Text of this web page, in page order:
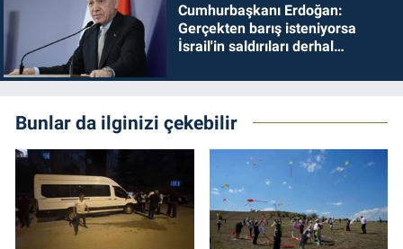
Cumhurbaşkanı Erdoğan:
Gerçekten barış isteniyorsa
İsrail'in saldırıları derhal
Bunlar da ilginizi çekebilir